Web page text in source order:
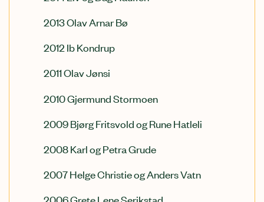
2013 Olav Arnar Bø
2012 Ib Kondrup
2011 Olav Jønsi
2010 Gjermund Stormoen
2009 Bjørg Fritsvold og Rune Hatleli
2008 Karl og Petra Grude
2007 Helge Christie og Anders Vatn